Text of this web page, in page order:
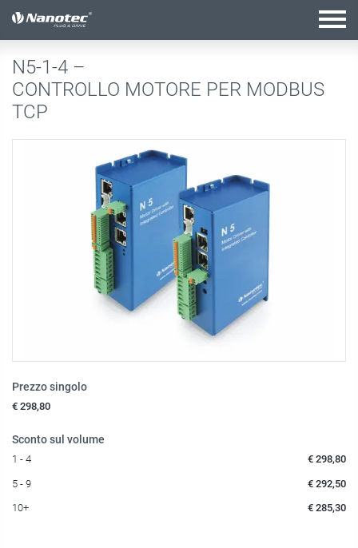
configurazione attiva
N5-1-4 –
CONTROLLO MOTORE PER MODBUS
TCP
Prezzo singolo
€ 298,80
Sconto sul volume
1 - 4 € 298,80
5 - 9 € 292,50
10+ € 285,30